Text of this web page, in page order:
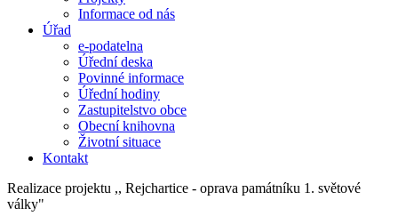
Informace od nás
Úřad
e-podatelna
Úřední deska
Povinné informace
Úřední hodiny
Zastupitelstvo obce
Obecní knihovna
Životní situace
Kontakt
Realizace projektu ,, Rejchartice - oprava památníku 1. světové
války"